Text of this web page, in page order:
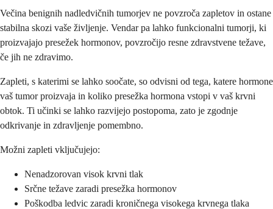
Večina benignih nadledvičnih tumorjev ne povzroča zapletov in ostane
stabilna skozi vaše življenje. Vendar pa lahko funkcionalni tumorji, ki
proizvajajo presežek hormonov, povzročijo resne zdravstvene težave,
če jih ne zdravimo.
Zapleti, s katerimi se lahko soočate, so odvisni od tega, katere hormone
vaš tumor proizvaja in koliko presežka hormona vstopi v vaš krvni
obtok. Ti učinki se lahko razvijejo postopoma, zato je zgodnje
odkrivanje in zdravljenje pomembno.
Možni zapleti vključujejo:
Nenadzorovan visok krvni tlak
Srčne težave zaradi presežka hormonov
Poškodba ledvic zaradi kroničnega visokega krvnega tlaka